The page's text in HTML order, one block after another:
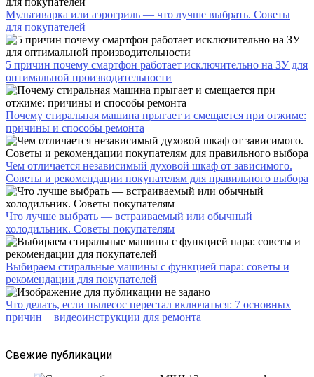
Мультиварка или аэрогриль — что лучше выбрать. Советы
для покупателей
5 причин почему смартфон работает исключительно на ЗУ для
оптимальной производительности
Почему стиральная машина прыгает и смещается при отжиме:
причины и способы ремонта
Чем отличается независимый духовой шкаф от зависимого.
Советы и рекомендации покупателям для правильного выбора
Что лучше выбрать — встраиваемый или обычный
холодильник. Советы покупателям
Выбираем стиральные машины с функцией пара: советы и
рекомендации для покупателей
Что делать, если пылесос перестал включаться: 7 основных
причин + видеоинструкции для ремонта
Свежие публикации